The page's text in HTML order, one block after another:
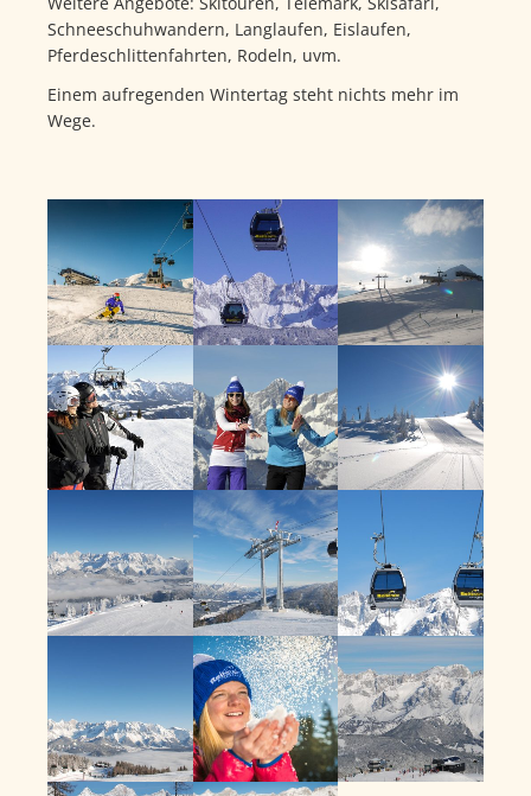
Schneeschuhwandern, Langlaufen, Eislaufen,
Pferdeschlittenfahrten, Rodeln, uvm.
Einem aufregenden Wintertag steht nichts mehr im
Wege.